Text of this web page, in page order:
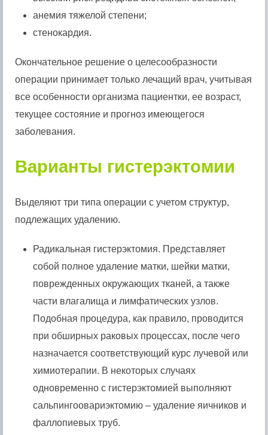
анемия тяжелой степени;
стенокардия.
Окончательное решение о целесообразности
операции принимает только лечащий врач, учитывая
все особенности организма пациентки, ее возраст,
текущее состояние и прогноз имеющегося
заболевания.
Варианты гистерэктомии
Выделяют три типа операции с учетом структур,
подлежащих удалению.
Радикальная гистерэктомия. Представляет
собой полное удаление матки, шейки матки,
поврежденных окружающих тканей, а также
части влагалища и лимфатических узлов.
Подобная процедура, как правило, проводится
при обширных раковых процессах, после чего
назначается соответствующий курс лучевой или
химиотерапии. В некоторых случаях
одновременно с гистерэктомией выполняют
сальпингоовариэктомию – удаление яичников и
фаллопиевых труб.